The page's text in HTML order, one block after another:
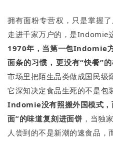
拥有面粉专营权，只是掌握
走进千家万户的，是Indomie
1970年，当第一包Indomie
面条的习惯，更没有“快餐”
市场里把陌生品类做成国民级
它深知决定食品生死的不是包
Indomie没有照搬外国模式，
面”的味道复刻进面饼 ，当独
人尝到的不是新潮的速食品，